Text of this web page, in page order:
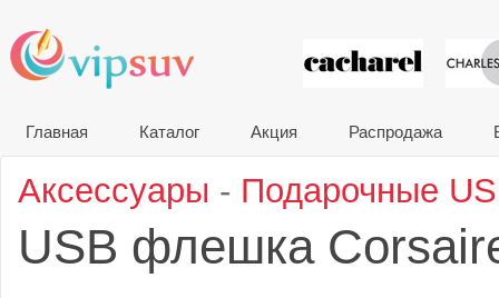
VIP
Главная Каталог Акция Распродажа
Аксессуары - Подарочные
USB флешка